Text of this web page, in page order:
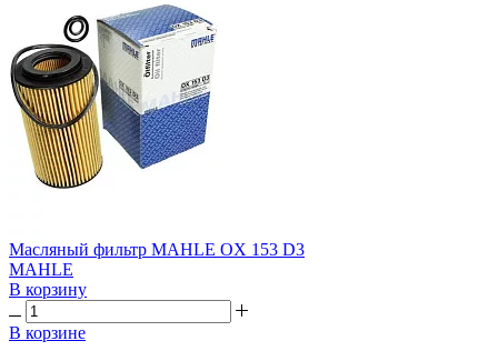
Масляный фильтр MAHLE OX 153 D3
MAHLE
В корзину
В корзине